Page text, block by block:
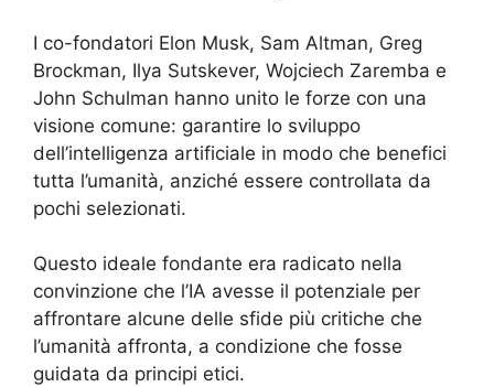
I co-fondatori Elon Musk, Sam Altman, Greg
Brockman, Ilya Sutskever, Wojciech Zaremba e
John Schulman hanno unito le forze con una
visione comune: garantire lo sviluppo
dell’intelligenza artificiale in modo che benefici
tutta l’umanità, anziché essere controllata da
pochi selezionati.
Questo ideale fondante era radicato nella
convinzione che l’IA avesse il potenziale per
affrontare alcune delle sfide più critiche che
l’umanità affronta, a condizione che fosse
guidata da principi etici.